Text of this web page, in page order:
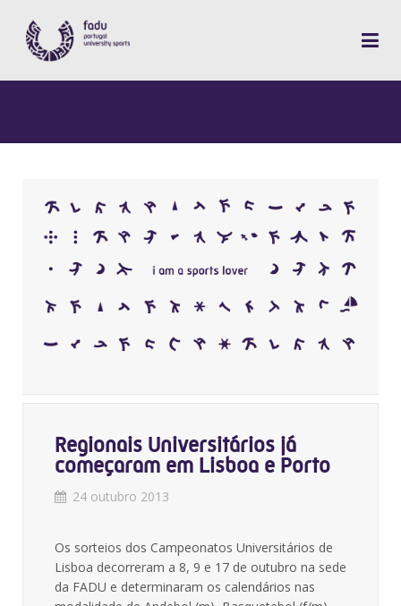
Regionais Universitários já
começaram em Lisboa e Porto
24 outubro 2013
Os sorteios dos Campeonatos Universitários de
Lisboa decorreram a 8, 9 e 17 de outubro na sede
da FADU e determinaram os calendários nas